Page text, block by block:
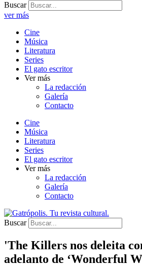
Buscar
ver más
Cine
Música
Literatura
Series
El gato escritor
Ver más
La redacción
Galería
Contacto
Cine
Música
Literatura
Series
El gato escritor
Ver más
La redacción
Galería
Contacto
Buscar
'The Killers nos deleita
adelanto de ‘Wonderful